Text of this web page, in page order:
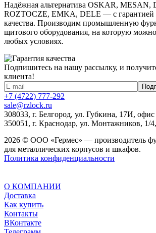
Надёжная альтернатива OSKAR, MESAN,
ROZTOCZE, EMKA, DELE — с гарантией
качества. Производим промышленную
щитового оборудования, на которую
любых условиях.
Подпишитесь на нашу рассылку, и
клиента!
+7 (4722) 777-292
sale@rzlock.ru
308033, г. Белгород, ул. Губкина, 17И, офис
350051, г. Краснодар, ул. Монтажников, 1/
2026 © ООО «Гермес» — производитель
для металлических корпусов и шкафов.
Политика конфиденциальности
О КОМПАНИИ
Доставка
Как купить
Контакты
ВКонтакте